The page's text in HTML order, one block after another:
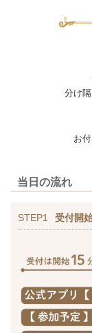
分け
お
当日の流れ
STEP1 受付開